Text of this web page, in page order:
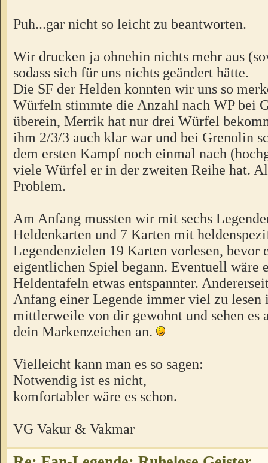
Puh...gar nicht so leicht zu beantworten.
Wir drucken ja ohnehin nichts mehr aus
sodass sich für uns nichts geändert hätte.
Die SF der Helden konnten wir uns so
Würfeln stimmte die Anzahl nach WP bei
überein, Merrik hat nur drei Würfel
ihm 2/3/3 auch klar war und bei Grenolin
dem ersten Kampf noch einmal nach
viele Würfel er in der zweiten Reihe hat.
Problem.
Am Anfang mussten wir mit sechs
Heldenkarten und 7 Karten mit
Legendenzielen 19 Karten vorlesen, bevor
eigentlichen Spiel begann. Eventuell wäre
Heldentafeln etwas entspannter.
Anfang einer Legende immer viel zu lesen
mittlerweile von dir gewohnt und sehen es
dein Markenzeichen an.
Vielleicht kann man es so sagen:
Notwendig ist es nicht,
komfortabler wäre es schon.
VG Vakur & Vakmar